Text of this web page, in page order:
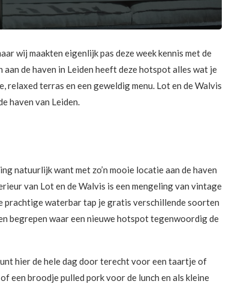
wij maakten eigenlijk pas deze week kennis met de
de haven in Leiden heeft deze hotspot alles wat je
terras en een geweldig menu. Lot en de Walvis
haven van Leiden.
natuurlijk want met zo’n mooie locatie aan de haven
van Lot en de Walvis is een mengeling van vintage
prachtige waterbar tap je gratis verschillende soorten
begrepen waar een nieuwe hotspot tegenwoordig de
hier de hele dag door terecht voor een taartje of
een broodje pulled pork voor de lunch en als kleine